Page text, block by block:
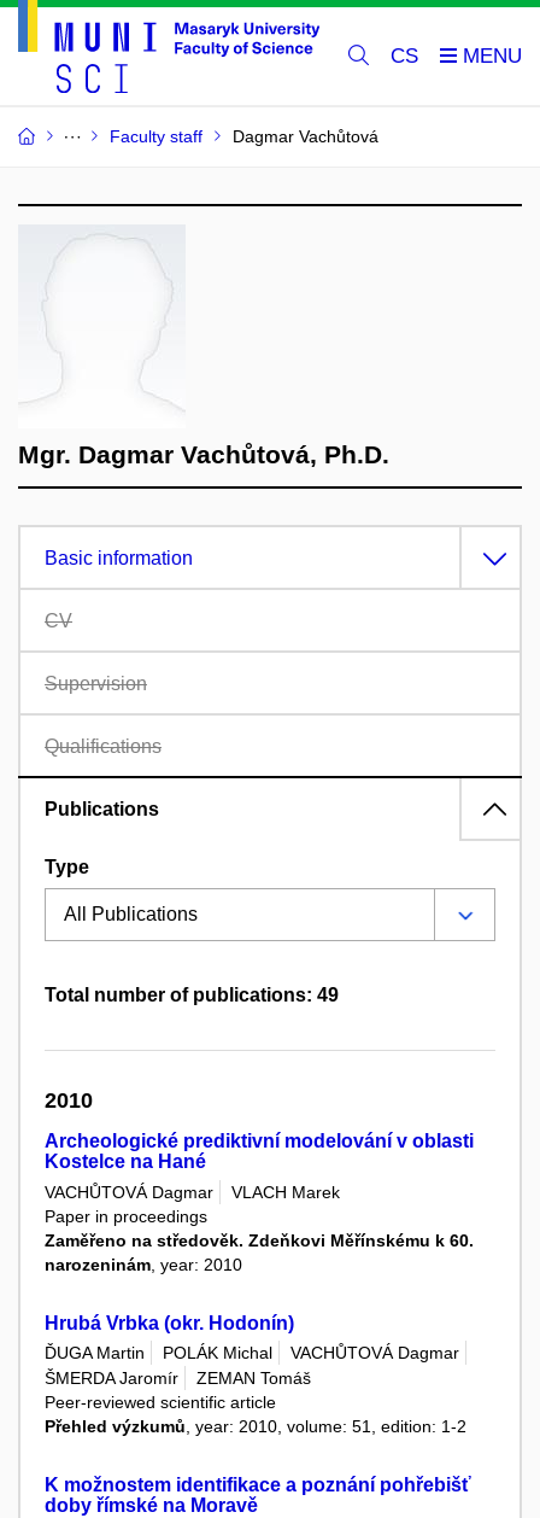
CS
Faculty staff Dagmar Vachůtová
Mgr. Dagmar Vachůtová, Ph.D.
Basic information
CV
Supervision
Qualifications
Publications
Type
Total number of publications: 49
2010
Archeologické prediktivní modelování v oblasti
Kostelce na Hané
VACHŮTOVÁ Dagmar
VLACH Marek
Paper in proceedings
Zaměřeno na středověk. Zdeňkovi Měřínskému k 60.
narozeninám , year: 2010
Hrubá Vrbka (okr. Hodonín)
ĎUGA Martin POLÁK Michal
VACHŮTOVÁ Dagmar
ŠMERDA Jaromír
ZEMAN Tomáš
Peer-reviewed scientific article
Přehled výzkumů , year: 2010, volume: 51, edition: 1-2
K možnostem identifikace a poznání pohřebišť
doby římské na Moravě